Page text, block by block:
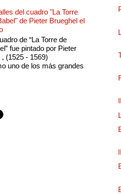
del cuadro "La Torre
de Pieter Brueghel el
de “La Torre de
fue pintado por Pieter
(1525 - 1569)
uno de los más grandes